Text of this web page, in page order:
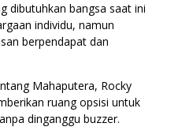
dibutuhkan bangsa saat ini
individu, namun
berpendapat dan
Mahaputera, Rocky
ruang opsisi untuk
dinganggu buzzer.